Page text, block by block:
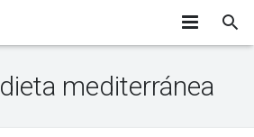
dieta mediterránea